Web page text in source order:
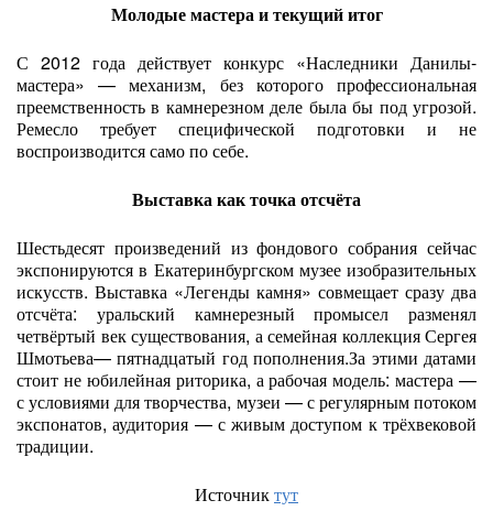
Молодые мастера и текущий итог
С 2012 года действует конкурс «Наследники Данилы-
мастера» — механизм, без которого профессиональная
преемственность в камнерезном деле была бы под угрозой.
Ремесло требует специфической подготовки и не
воспроизводится само по себе.
Выставка как точка отсчёта
Шестьдесят произведений из фондового собрания сейчас
экспонируются в Екатеринбургском музее изобразительных
искусств. Выставка «Легенды камня» совмещает сразу два
отсчёта: уральский камнерезный промысел разменял
четвёртый век существования, а семейная коллекция Сергея
Шмотьева— пятнадцатый год пополнения.За этими датами
стоит не юбилейная риторика, а рабочая модель: мастера —
с условиями для творчества, музеи — с регулярным потоком
экспонатов, аудитория — с живым доступом к трёхвековой
традиции.
Источниктут